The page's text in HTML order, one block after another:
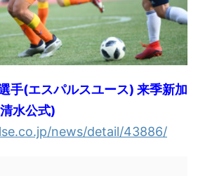
手(エスパルスユース) 来季新加
水公式)
news/detail/43886/